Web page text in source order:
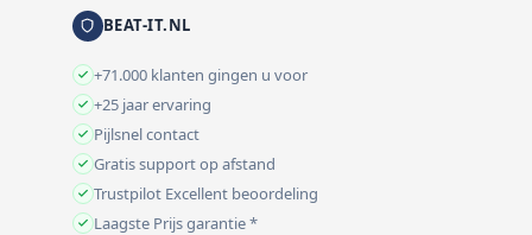
BEAT-IT.NL
+71.000 klanten gingen u voor
+25 jaar ervaring
Pijlsnel contact
Gratis support op afstand
Trustpilot Excellent beoordeling
Laagste Prijs garantie *